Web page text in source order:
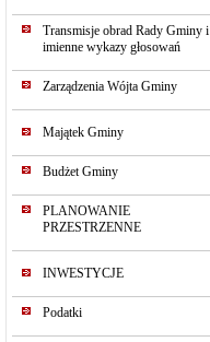
Transmisje obrad Rady Gminy i
imienne wykazy głosowań
Zarządzenia Wójta Gminy
Majątek Gminy
Budżet Gminy
PLANOWANIE
PRZESTRZENNE
INWESTYCJE
Podatki